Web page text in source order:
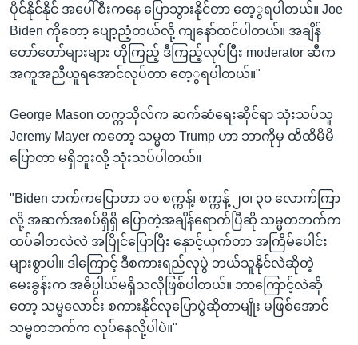
ပိုင်နိုင်နိုင် အပေါ်စီးကနေ ပြောသွားနိုင်တာ တေ့ွရပါတယ်။ Joe
Biden ကိုတော့ ပျော့ညံ့တယ်လို့ ကျနော်ထင်ပါတယ်။ အချိန်
တော်တော်များများ ဟိုကြည့် ဒီကြည့်လုပ်ပြီး moderator ဆီက
အကူအညီယူရအောင်လုပ်တာ တေ့ွရပါတယ်။"
George Mason တက္ကသိုလ်က ဆက်ဆံရေးဆိုင်ရာ သုံးသပ်သူ
Jeremy Mayer ကတော့ သမ္မတ Trump ဟာ ဘာကိုမှ ထိထိမိမိ
ပြောတာ မရှိဘူးလို့ သုံးသပ်ပါတယ်။
"Biden ဘက်ကပြောတာ ၁၀ စက္ကန့်၊ စက္ကန့် ၂၀၊ ၃၀ လောက်ကြာ
လို့ အဆက်အစပ်ရှိရှိ ပြောတဲ့အချိန်ရောက်ပြီဆို သမ္မတဘက်က
ထပ်ခါတလဲလဲ အပြိုင်ပြောပြီး နှောင့်ယှက်တာ အကြိမ်ပေါင်း
များစွာပါ။ ဒါကြောင့် ဒီစကားရည်လုပွဲ ဘယ်သူနိုင်လဲဆိုတဲ့
မေးခွန်းက အဓိပ္ပါယ်မရှိသလိုဖြစ်ပါတယ်။ ဘာကြောင့်လဲဆို
တော့ သမ္မလောင်း စကားနိုင်လုပြောပွဲဆိုတာမျိုး မဖြစ်အောင်
သမ္မတဘက်က လုပ်နေလို့ပါပဲ။"